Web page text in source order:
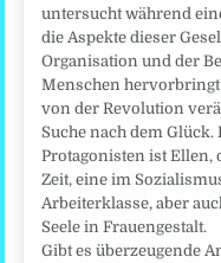
untersucht während
die Aspekte dieser
Organisation und der
Menschen
von der Revolution
Suche nach dem Glück.
Protagonisten ist Ellen,
Zeit, eine im
Arbeiterklasse, aber
Seele in Frauengestalt.
Gibt es überzeugende